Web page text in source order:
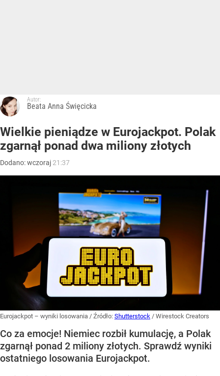
Autor:
Beata Anna Święcicka
Wielkie pieniądze w Eurojackpot. Polak
zgarnął ponad dwa miliony złotych
Dodano:wczoraj 21:37
Eurojackpot – wyniki losowania / Źródło: Shutterstock / Wirestock Creators
Co za emocje! Niemiec rozbił kumulację, a Polak
zgarnął ponad 2 miliony złotych. Sprawdź wyniki
ostatniego losowania Eurojackpot.